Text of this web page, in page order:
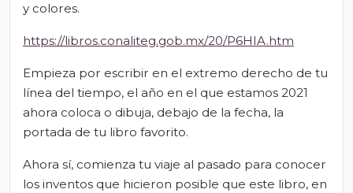
y colores.
https://libros.conaliteg.gob.mx/20/P6HIA.htm
Empieza por escribir en el extremo derecho de tu
línea del tiempo, el año en el que estamos 2021
ahora coloca o dibuja, debajo de la fecha, la
portada de tu libro favorito.
Ahora sí, comienza tu viaje al pasado para conocer
los inventos que hicieron posible que este libro, en